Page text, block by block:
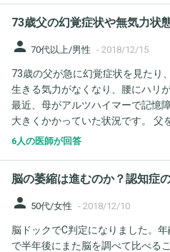
す。 日頃かかっている内科や整形
てくれていますが。
73歳父の幻覚症状や無気力状
person 70代以上/男性 - 2018/12/15
73歳の父が急に幻覚症状を見たり
生きる気力がなくなり、腰にハリ
最近、母がアルツハイマーで記憶
大きくかかっていた状況です。 父
が、良いのでしょうか？ また行く
6人の医師が回答
脳の萎縮は進むのか？認知症
person 50代/女性 - 2018/12/10
脳ドックでC判定になりました。
で半年後にまた脳を調べて比べる